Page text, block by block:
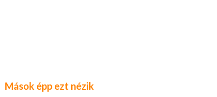
Mások épp ezt nézik